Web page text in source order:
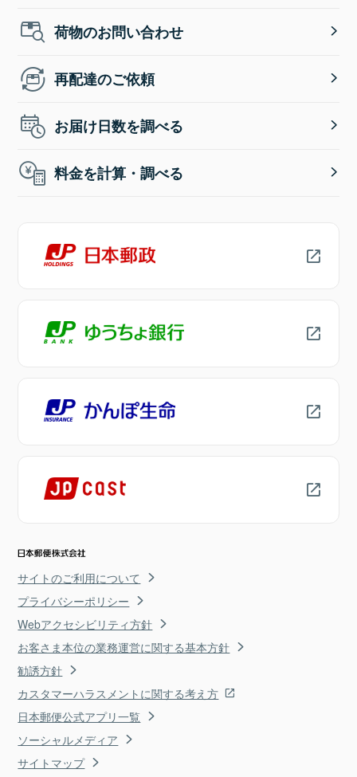
荷物のお問い合わせ
再配達のご依頼
お届け日数を調べる
料金を計算・調べる
サイトのご利用について
プライバシーポリシー
Webアクセシビリティ方針
お客さま本位の業務運営に関する基本方針
勧誘方針
カスタマーハラスメントに関する考え方
日本郵便公式アプリ一覧
ソーシャルメディア
サイトマップ